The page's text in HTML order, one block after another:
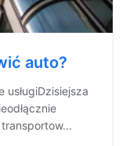
auto?